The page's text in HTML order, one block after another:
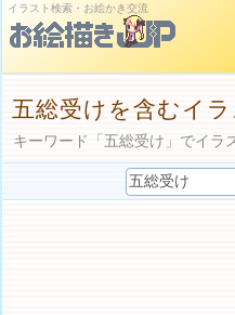
イラスト検索・お絵かき交流
五総受けを含むイ
キーワード「五総受け」でイラ